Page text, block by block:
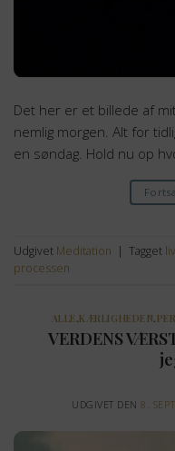
Det her er et billede af
nemlig morgen. Alt for
en søndag. Hold nu op
Udgivet Meditation | Tagget
processen
ALLE ,KÆRLIGHEDEN,
VERDENS
UDGIVET DEN8.